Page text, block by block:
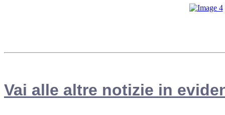
Vai alle altre notizie in